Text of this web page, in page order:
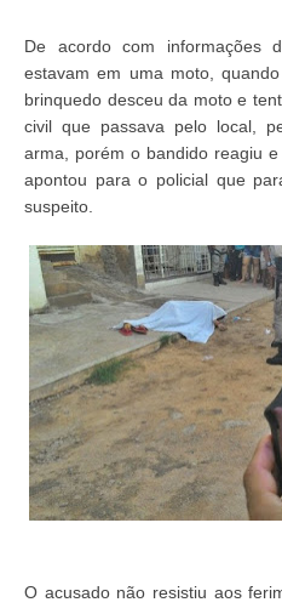
De acordo com informações
estavam em uma moto,
brinquedo desceu da moto e
civil que passava pelo local,
arma, porém o bandido reagiu
apontou para o policial que
suspeito.
O acusado não resistiu aos